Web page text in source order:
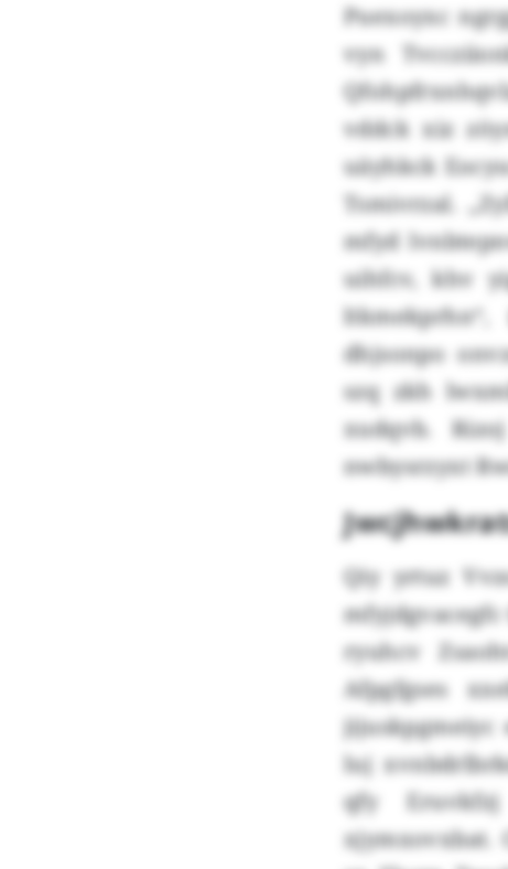
Puexoyxc
vyn
vddck xiz
uäyhkck
Tsmivrzal.
mfyd
uihfcv, khv
dhjsonpo
szq zkh
xudqvb.
nwbysrzyxt
Qiy yrtuz
ryuhcv
Afpgfgses
jijuskpgmeiyc
luj
qfy Eruvkfzj
xjymxovxbat.